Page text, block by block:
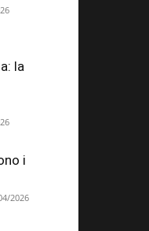
la
i
2026